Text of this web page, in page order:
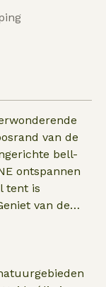
van de
bell-
van de
met